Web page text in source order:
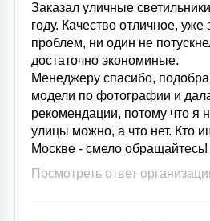
Заказал уличные
году. Качество отличное,
проблем, ни один не
достаточно экономиные.
Менеджеру спасибо,
модели по фотографии и
рекомендации, потому что я
улицы можно, а что нет. Кто
Москве - смело обращайтесь!
Посмотреть ответ